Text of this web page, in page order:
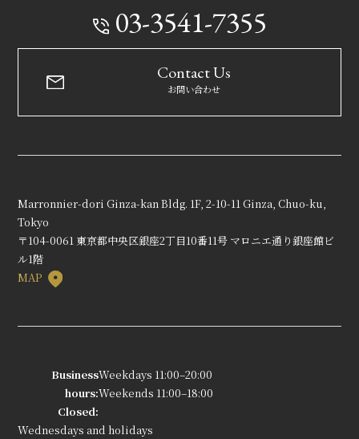
03-3541-7355
Contact Us
お問い合わせ
Marronnier-dori Ginza-kan Bldg. 1F, 2-10-11 Ginza, Chuo-ku,
Tokyo
〒104-0061 東京都中央区銀座2丁目10番11号 マロニエ通り銀座館ビ
ル1階
MAP
Business
hours:
Weekdays 11:00–20:00
Weekends 11:00–18:00
Closed:
Wednesdays and holidays